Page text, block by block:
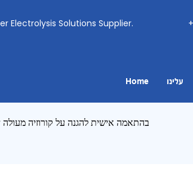
Electrolysis Solutions Supplier.
Home עלינו
מיטוב אורך חיים של תשתית: כוחם של אנודות ICCP בהתאמה אישית להגנה על קורוזיה מעולה